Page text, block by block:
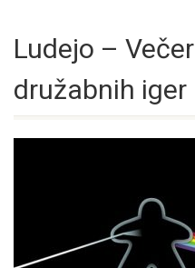
Ludejo – Večer
družabnih iger